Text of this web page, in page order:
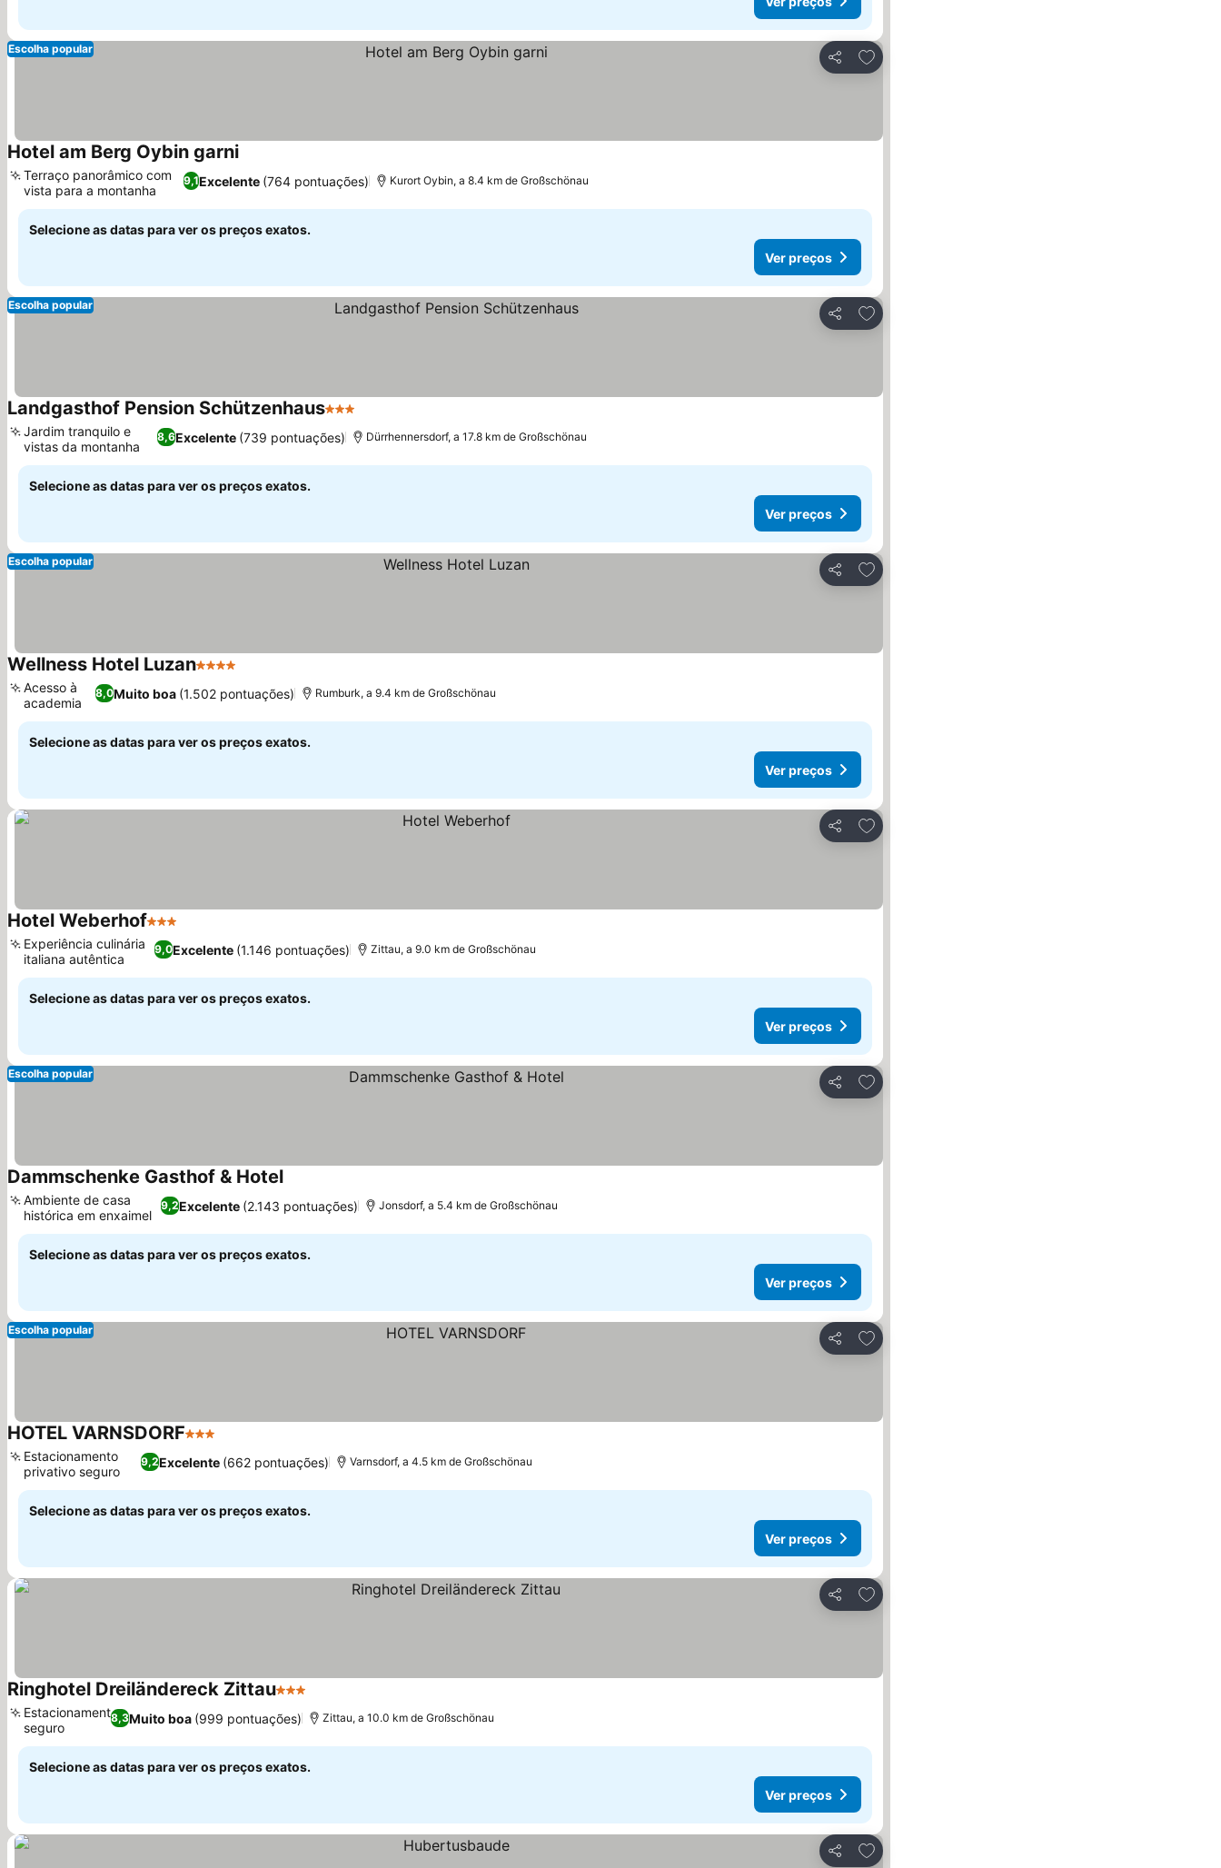
Partilhar
Adicionar aos favoritos
Escolha popular
Hotel am Berg Oybin garniVer preços
9,1Excelente (764 pontuações)
Terraço panorâmico com
vista para a montanha
Kurort Oybin, a 8.4 km de Großschönau
Selecione as datas para ver os preços exatos.
Ver preços
Partilhar
Adicionar aos favoritos
Escolha popular
Landgasthof Pension Schützenhaus3 Estrelas
8,6Excelente (739 pontuações)
Jardim tranquilo e
vistas da montanha
Dürrhennersdorf, a 17.8 km de Großschönau
Selecione as datas para ver os preços exatos.
Ver preços
Partilhar
Adicionar aos favoritos
Escolha popular
Wellness Hotel Luzan4 Estrelas
8,0Muito boa (1.502 pontuações)
Acesso à
academia
Rumburk, a 9.4 km de Großschönau
Selecione as datas para ver os preços exatos.
Ver preços
Partilhar
Adicionar aos favoritos
Hotel Weberhof3 Estrelas
9,0Excelente (1.146 pontuações)
Experiência culinária
italiana autêntica
Zittau, a 9.0 km de Großschönau
Selecione as datas para ver os preços exatos.
Ver preços
Partilhar
Adicionar aos favoritos
Escolha popular
Dammschenke Gasthof & HotelVer preços
9,2Excelente (2.143 pontuações)
Ambiente de casa
histórica em enxaimel
Jonsdorf, a 5.4 km de Großschönau
Selecione as datas para ver os preços exatos.
Ver preços
Partilhar
Adicionar aos favoritos
Escolha popular
HOTEL VARNSDORF3 Estrelas
9,2Excelente (662 pontuações)
Estacionamento
privativo seguro
Varnsdorf, a 4.5 km de Großschönau
Selecione as datas para ver os preços exatos.
Ver preços
Partilhar
Adicionar aos favoritos
Ringhotel Dreiländereck Zittau3 Estrelas
8,3Muito boa (999 pontuações)
Estacionamento
seguro
Zittau, a 10.0 km de Großschönau
Selecione as datas para ver os preços exatos.
Ver preços
Partilhar
Adicionar aos favoritos